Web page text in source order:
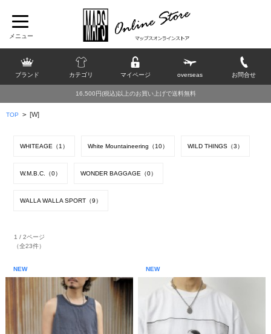
ブランド カテゴリ マイページ overseas お問合せ
16,500円(税込)以上のお買い上げで送料無料
TOP > [W]
WHITEAGE（1） White Mountaineering（10） WILD THINGS（3）
W.M.B.C.（0） WONDER BAGGAGE（0）
WALLA WALLA SPORT（9）
1 / 2ページ
（全23件）
NEW NEW